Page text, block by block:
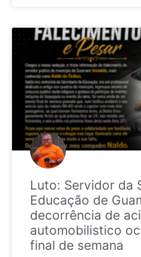
Luto: Servidor da
Educação de
decorrência de
automobilistico
final de semana